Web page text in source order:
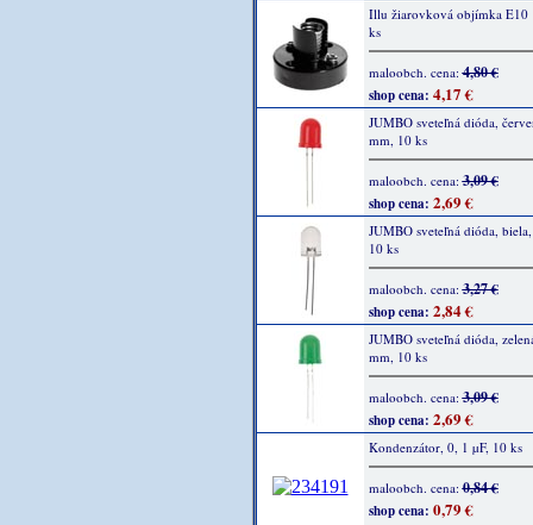
Illu žiarovková objímka E10
ks
maloobch. cena:4,80 €
shop cena: 4,17 €
JUMBO sveteľná dióda,
mm, 10 ks
maloobch. cena:3,09 €
shop cena: 2,69 €
JUMBO sveteľná dióda,
10 ks
maloobch. cena:3,27 €
shop cena: 2,84 €
JUMBO sveteľná dióda,
mm, 10 ks
maloobch. cena:3,09 €
shop cena: 2,69 €
Kondenzátor, 0, 1 µF, 10 ks
maloobch. cena:0,84 €
shop cena: 0,79 €